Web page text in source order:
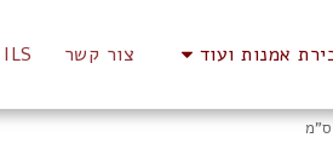
אמנות ועוד צור קשר ILS